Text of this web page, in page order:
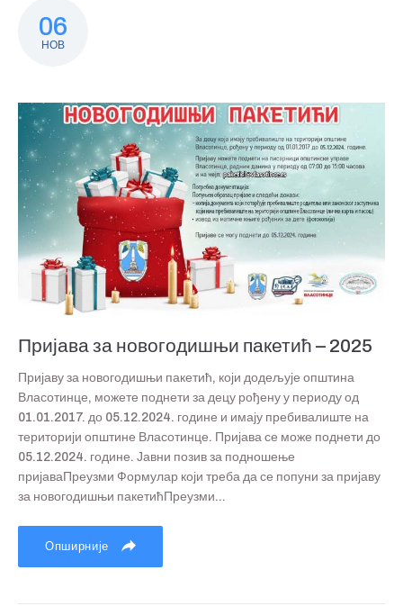
06
НОВ
Пријава за новогодишњи пакетић – 2025
Пријаву за новогодишњи пакетић, који додељује општина
Власотинце, можете поднети за децу рођену у периоду од
01.01.2017. до 05.12.2024. године и имају пребивалиште на
територији општине Власотинце. Пријава се може поднети до
05.12.2024. године. Јавни позив за подношење
пријаваПреузми Формулар који треба да се попуни за пријаву
за новогодишњи пакетићПреузми...
Опширније